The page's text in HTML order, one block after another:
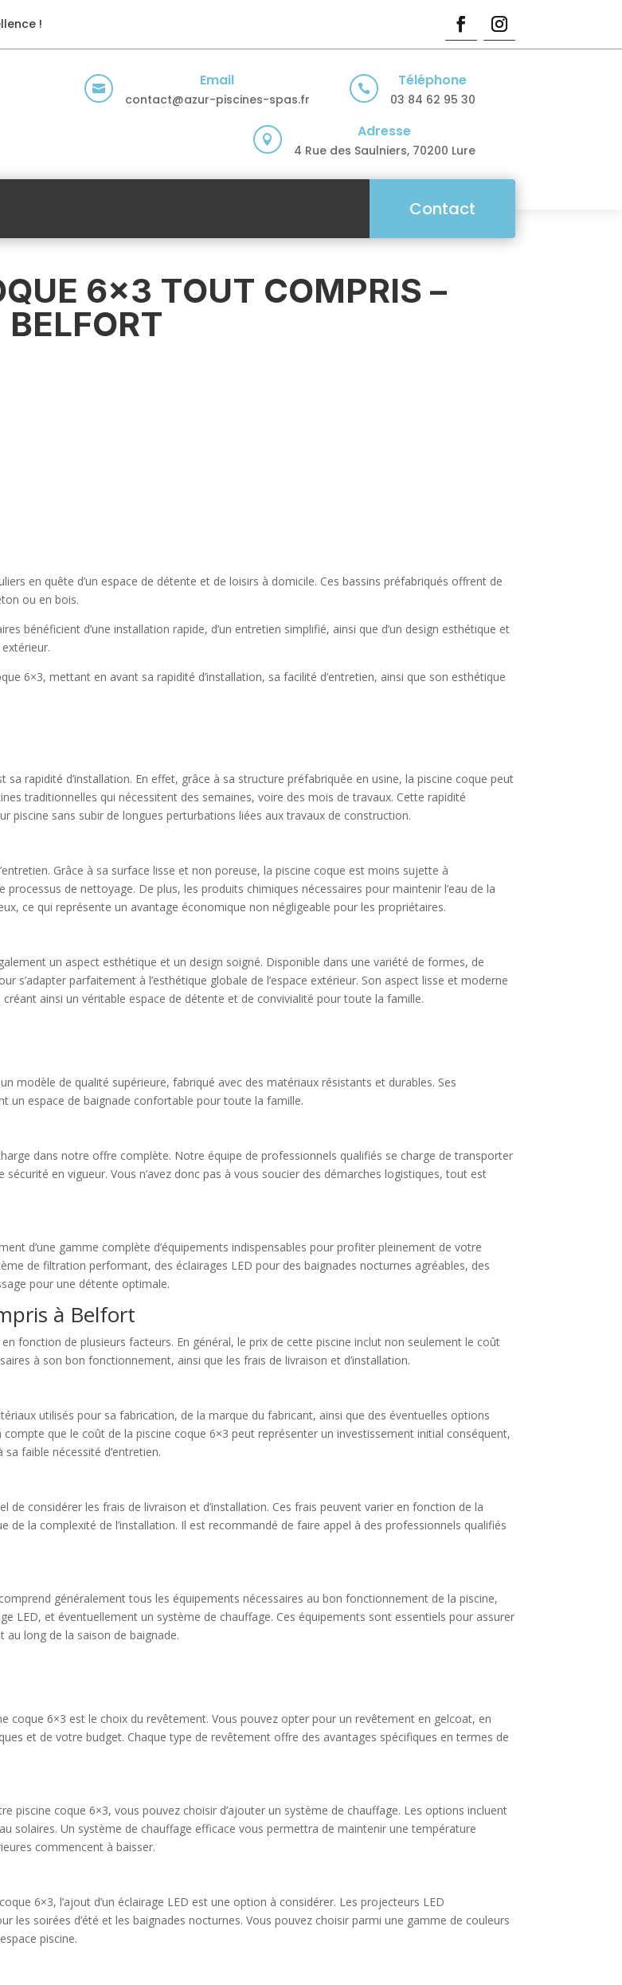
!
 Email
contact@azur-piscines-spas.fr
 Téléphone
03 84 62 95 30
 Adresse
4 Rue des Saulniers, 70200 Lure
Contact
6×3 TOUT COMPRIS –
BELFORT
en quête d’un espace de détente et de loisirs à domicile. Ces bassins préfabriqués offrent de
ou en bois.
bénéficient d’une installation rapide, d’un entretien simplifié, ainsi que d’un design esthétique et
6×3, mettant en avant sa rapidité d’installation, sa facilité d’entretien, ainsi que son esthétique
rapidité d’installation. En effet, grâce à sa structure préfabriquée en usine, la piscine coque peut
traditionnelles qui nécessitent des semaines, voire des mois de travaux. Cette rapidité
piscine sans subir de longues perturbations liées aux travaux de construction.
Grâce à sa surface lisse et non poreuse, la piscine coque est moins sujette à
processus de nettoyage. De plus, les produits chimiques nécessaires pour maintenir l’eau de la
ce qui représente un avantage économique non négligeable pour les propriétaires.
un aspect esthétique et un design soigné. Disponible dans une variété de formes, de
s’adapter parfaitement à l’esthétique globale de l’espace extérieur. Son aspect lisse et moderne
ainsi un véritable espace de détente et de convivialité pour toute la famille.
modèle de qualité supérieure, fabriqué avec des matériaux résistants et durables. Ses
un espace de baignade confortable pour toute la famille.
dans notre offre complète. Notre équipe de professionnels qualifiés se charge de transporter
en vigueur. Vous n’avez donc pas à vous soucier des démarches logistiques, tout est
d’une gamme complète d’équipements indispensables pour profiter pleinement de votre
de filtration performant, des éclairages LED pour des baignades nocturnes agréables, des
pour une détente optimale.
à Belfort
fonction de plusieurs facteurs. En général, le prix de cette piscine inclut non seulement le coût
à son bon fonctionnement, ainsi que les frais de livraison et d’installation.
utilisés pour sa fabrication, de la marque du fabricant, ainsi que des éventuelles options
que le coût de la piscine coque 6×3 peut représenter un investissement initial conséquent,
faible nécessité d’entretien.
de considérer les frais de livraison et d’installation. Ces frais peuvent varier en fonction de la
la complexité de l’installation. Il est recommandé de faire appel à des professionnels qualifiés
généralement tous les équipements nécessaires au bon fonctionnement de la piscine,
LED, et éventuellement un système de chauffage. Ces équipements sont essentiels pour assurer
long de la saison de baignade.
coque 6×3 est le choix du revêtement. Vous pouvez opter pour un revêtement en gelcoat, en
et de votre budget. Chaque type de revêtement offre des avantages spécifiques en termes de
piscine coque 6×3, vous pouvez choisir d’ajouter un système de chauffage. Les options incluent
solaires. Un système de chauffage efficace vous permettra de maintenir une température
commencent à baisser.
6×3, l’ajout d’un éclairage LED est une option à considérer. Les projecteurs LED
les soirées d’été et les baignades nocturnes. Vous pouvez choisir parmi une gamme de couleurs
piscine.